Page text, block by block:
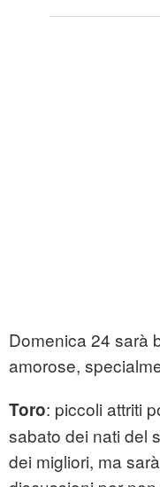
Domenica 24 sarà
amorose,
Toro: piccoli attriti
sabato dei nati del
dei migliori, ma